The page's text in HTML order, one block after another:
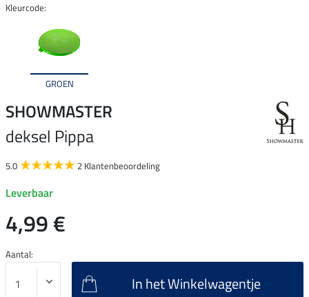
Kleurcode:
GROEN
SHOWMASTER
deksel Pippa
5.0 2 Klantenbeoordeling
Leverbaar
4,99 €
Aantal:
In het Winkelwagentje